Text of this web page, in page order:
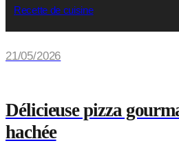
Recette de cuisine
21/05/2026
Délicieuse pizza
hachée